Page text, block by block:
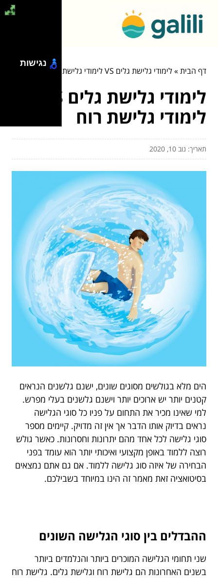
דף הבית»לימודי גלישת גלים VS לימודי גלישת רוח
לימודי גלישת גלים VS
לימודי גלישת רוח
תאריך: נוב 10, 2020
הים מלא בגולשים מסוגים שונים, ישנם גלשנים הנראים
קטנים יותר יש ארוכים יותר וישנם גלשנים בעלי מפרש.
למי שאינו מכיר את התחום על פניו כל סוגי הגלישה
נראים בדיוק אותו הדבר אך אין זה מדויק. קיימים מספר
סוגי גלישה לכל אחד מהם יתרונות וחסרונות. כאשר גולש
רוצה ללמוד באופן מקצועי ואיכותי יותר הוא עומד בפני
הבחירה של איזה סוג גלישה ללמוד. אם גם אתם נמצאים
בסיטואציה זאת מאמר זה הינו במיוחד בשבילכם.
ההבדלים בין סוגי הגלישה השונים
שני תחומי הגלישה המוכרים ביותר והנלמדים ביותר
בשנים האחרונות הם גלישת רוח וגלישת גלים. גלישת רוח
נגישות